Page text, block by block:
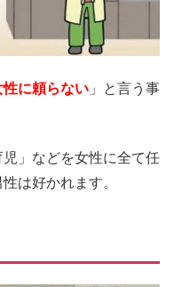
に頼らない 」と言う事
児」などを女性に全て任
は好かれます。